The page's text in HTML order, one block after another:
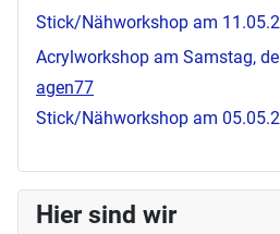
Stick/Nähworkshop am
Acrylworkshop am Samstag,
agen77
Stick/Nähworkshop am
Hier sind wir